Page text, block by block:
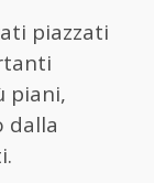
piazzati
piani,
dalla